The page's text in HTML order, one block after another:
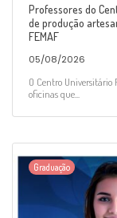
Professores do
de produção
FEMAF
05/08/2026
O Centro Universitário
oficinas que...
Graduação